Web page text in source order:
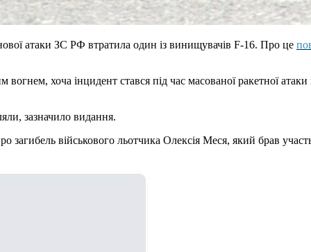
атаки ЗС РФ втратила один із винищувачів F-16. Про це
хоча інцидент стався під час масованої ракетної
зазначило видання.
військового льотчика Олексія Меся, який брав